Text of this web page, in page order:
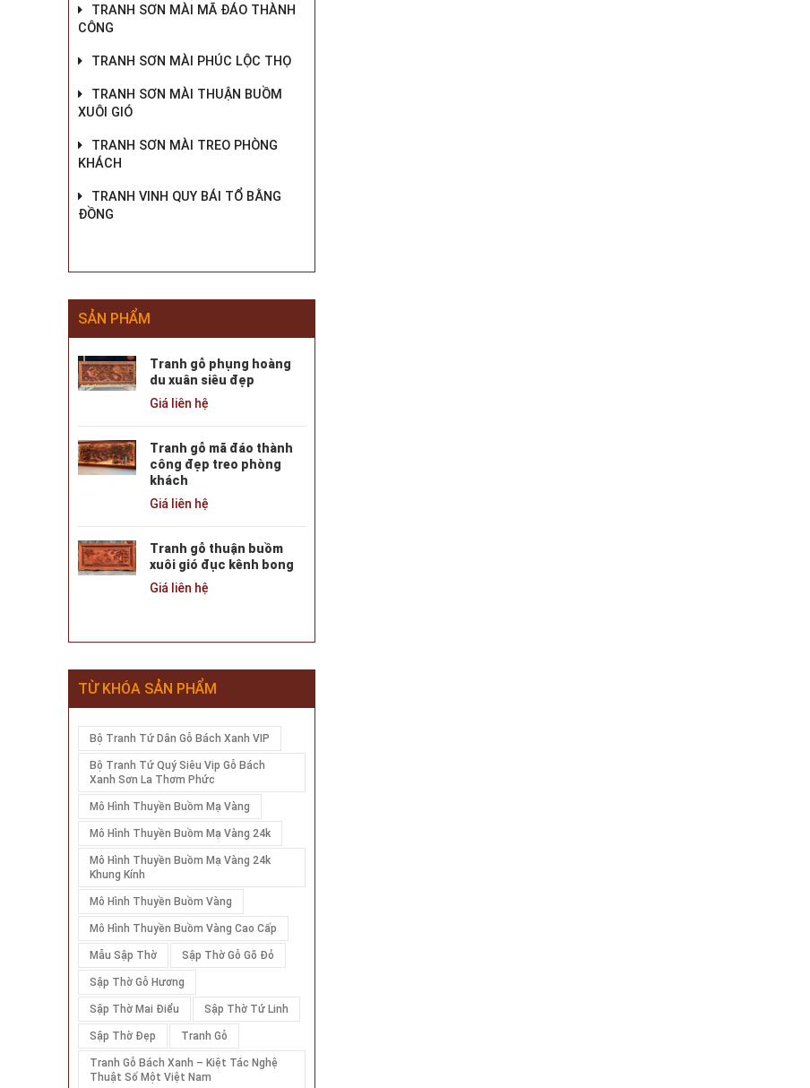
TRANH SƠN MÀI MÃ ĐÁO THÀNH
CÔNG
TRANH SƠN MÀI PHÚC LỘC THỌ
TRANH SƠN MÀI THUẬN BUỒM
XUÔI GIÓ
TRANH SƠN MÀI TREO PHÒNG
KHÁCH
TRANH VINH QUY BÁI TỔ BẰNG
ĐỒNG
SẢN PHẨM
Tranh gỗ phụng hoàng
du xuân siêu đẹp
Giá liên hệ
Tranh gỗ mã đáo thành
công đẹp treo phòng
khách
Giá liên hệ
Tranh gỗ thuận buồm
xuôi gió đục kênh bong
Giá liên hệ
TỪ KHÓA SẢN PHẨM
Bộ Tranh Tứ Dân Gỗ Bách Xanh VIP
Bộ Tranh Tứ Quý Siêu Vip Gỗ Bách
Xanh Sơn La Thơm Phức
Mô Hình Thuyền Buồm Mạ Vàng
Mô Hình Thuyền Buồm Mạ Vàng 24k
Mô Hình Thuyền Buồm Mạ Vàng 24k
Khung Kính
Mô Hình Thuyền Buồm Vàng
Mô Hình Thuyền Buồm Vàng Cao Cấp
Mẫu Sập Thờ Sập Thờ Gỗ Gõ Đỏ
Sập Thờ Gỗ Hương
Sập Thờ Mai Điểu Sập Thờ Tứ Linh
Sập Thờ Đẹp Tranh Gỗ
Tranh Gỗ Bách Xanh – Kiệt Tác Nghệ
Thuật Số Một Việt Nam